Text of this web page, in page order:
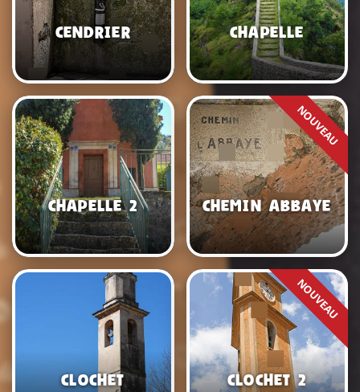
Cendrier Chapelle
Chapelle 2 Chemin abbaye
Clochet Clochet 2